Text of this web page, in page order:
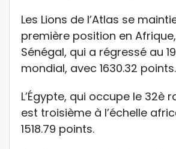
Les Lions de l’Atlas se
première position en
Sénégal, qui a régressé au
mondial, avec 1630.32 points.
L’Égypte, qui occupe le 32è
est troisième à l’échelle
1518.79 points.